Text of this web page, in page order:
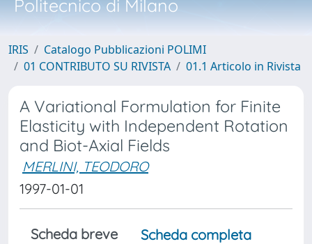
Politecnico di Milano
IRIS
Catalogo Pubblicazioni POLIMI
01 CONTRIBUTO SU RIVISTA
01.1 Articolo in Rivista
A Variational Formulation for Finite
Elasticity with Independent Rotation
and Biot-Axial Fields
MERLINI, TEODORO
1997-01-01
Scheda breve
Scheda completa